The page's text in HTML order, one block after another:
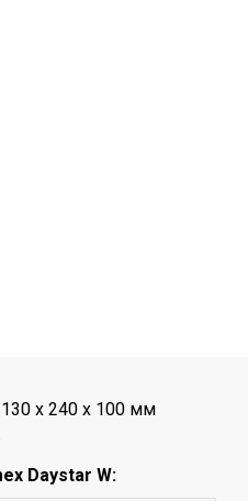
x 240 x 100 мм
Daystar W: